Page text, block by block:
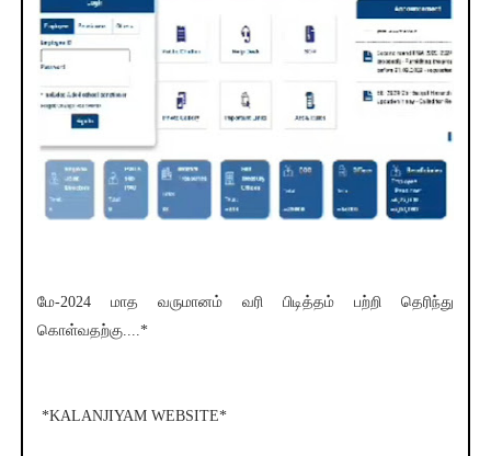
மே-2024 மாத வருமானம் வரி பிடித்தம் பற்றி தெரிந்து
கொள்வதற்கு....*
*KALANJIYAM WEBSITE*